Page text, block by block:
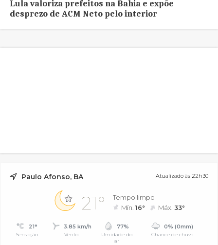
Lula valoriza prefeitos na Bahia e expõe
desprezo de ACM Neto pelo interior
Paulo Afonso, BA Atualizado às 22h30
21°
Tempo limpo
Mín.16° Máx.33°
21°
Sensação
3.85 km/h
Vento
77%
Umidade do
ar
0% (0mm)
Chance de chuva